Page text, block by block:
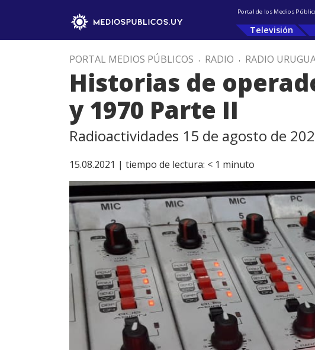
Portal de los Medios
Televisión
PORTAL MEDIOS PÚBLICOS . RADIO . RADIO
Historias de
y 1970 Parte II
Radioactividades 15 de agosto de
15.08.2021 | tiempo de lectura: < 1 minuto